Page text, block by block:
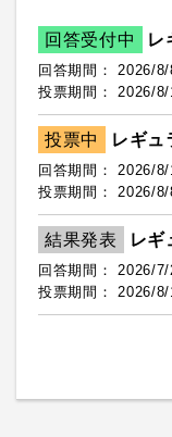
回答受付中 レ
回答期間： 2026/
投票期間： 2026/
投票中 レギュ
回答期間： 2026/
投票期間： 2026/
結果発表 レギ
回答期間： 2026/
投票期間： 2026/